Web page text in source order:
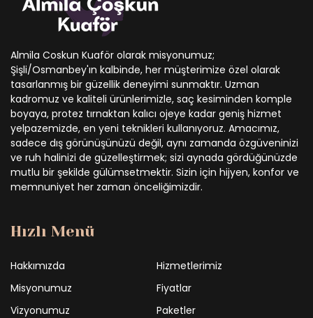
Almila Coskun Kuaför olarak misyonumuz;
Şişli/Osmanbey'ın kalbinde, her müşterimize özel olarak
tasarlanmış bir güzellik deneyimi sunmaktır. Uzman
kadromuz ve kaliteli ürünlerimizle, saç kesiminden komple
boyaya, protez tırnaktan kalıcı ojeye kadar geniş hizmet
yelpazemizde, en yeni teknikleri kullanıyoruz. Amacımız,
sadece dış görünüşünüzü değil, aynı zamanda özgüveninizi
ve ruh halinizi de güzelleştirmek; sizi aynada gördüğünüzde
mutlu bir şekilde gülümsetmektir. Sizin için hijyen, konfor ve
memnuniyet her zaman önceliğimizdir.
Hızlı Menü
Hakkımızda
Hizmetlerimiz
Misyonumuz
Fiyatlar
Vizyonumuz
Paketler